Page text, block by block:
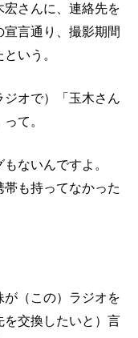
さんに、連絡先を
言通り、撮影期間
いう。
オで）「玉木さん
て。
ないんですよ。
帯も持ってなかった
（この）ラジオを
交換したいと）言